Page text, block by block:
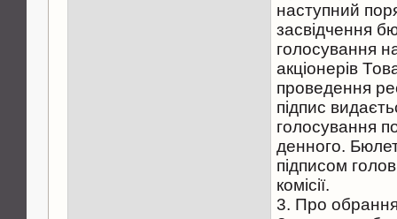
наступний
засвідчення
голосування
акціонерів
проведення
підпис
голосування
денного.
підписом
комісії.
3. Про